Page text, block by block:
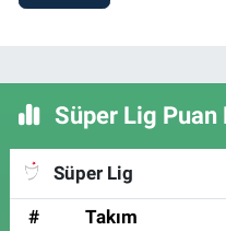
Süper Lig Puan
Süper Lig
#
Takım